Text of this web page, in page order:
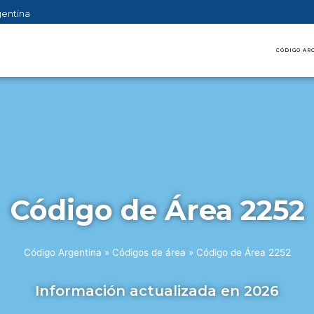
CÓDIGO
Código de Área 2252
Código Argentina » Códigos de área » Código de Área 2252
Información actualizada en 2026